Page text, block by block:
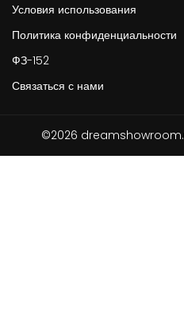
Условия использования
Политика конфиденциальности
ФЗ-152
Связаться с нами
©2026